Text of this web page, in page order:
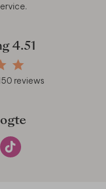
.
4.51
reviews